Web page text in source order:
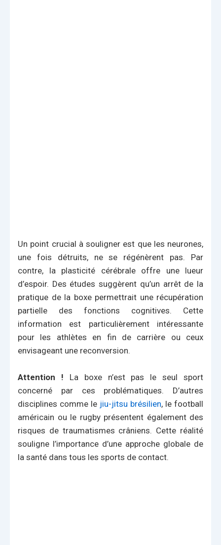
Un point crucial à souligner est que les neurones,
une fois détruits, ne se régénèrent pas. Par
contre, la plasticité cérébrale offre une lueur
d’espoir. Des études suggèrent qu’un arrêt de la
pratique de la boxe permettrait une récupération
partielle des fonctions cognitives. Cette
information est particulièrement intéressante
pour les athlètes en fin de carrière ou ceux
envisageant une reconversion.
Attention ! La boxe n’est pas le seul sport
concerné par ces problématiques. D’autres
disciplines comme le jiu-jitsu brésilien, le football
américain ou le rugby présentent également des
risques de traumatismes crâniens. Cette réalité
souligne l’importance d’une approche globale de
la santé dans tous les sports de contact.